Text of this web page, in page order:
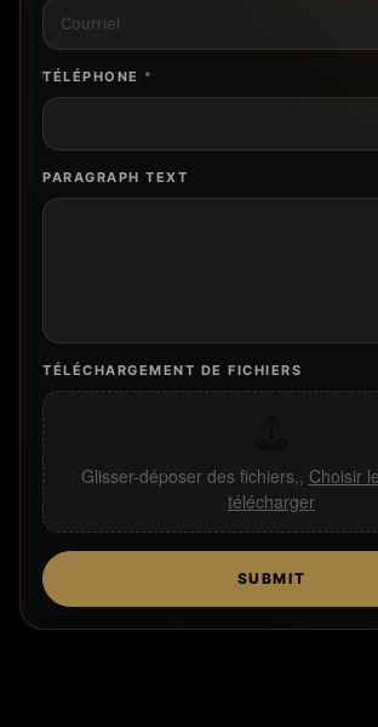
TÉLÉPHONE *
PARAGRAPH TEXT
TÉLÉCHARGEMENT DE FICHIERS
Glisser-déposer des fichiers,, Choisir
télécharger
SUBMIT